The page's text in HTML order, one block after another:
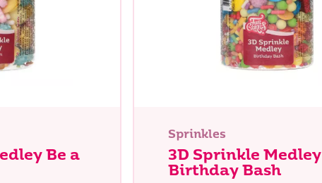
Be a
Sprinkles
3D Sprinkle Medley
Birthday Bash